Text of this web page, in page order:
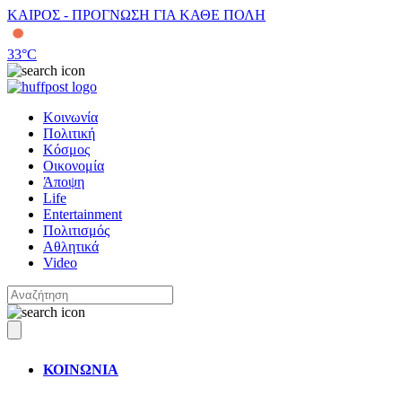
ΚΑΙΡΟΣ - ΠΡΟΓΝΩΣΗ ΓΙΑ ΚΑΘΕ ΠΟΛΗ
33°C
Κοινωνία
Πολιτική
Κόσμος
Οικονομία
Άποψη
Life
Entertainment
Πολιτισμός
Αθλητικά
Video
ΚΟΙΝΩΝΙΑ